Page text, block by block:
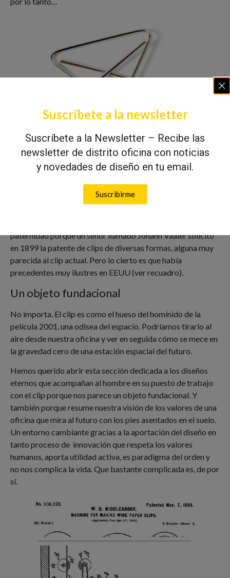
Lo triste del asunto es que no está claro a quién atribuir el
paternidad porque un señor llamado Johann Vaaler solicitó
en 1899 la patente de clips de diversas formas, alguna muy
parecida al clip actual. Pero lo cierto es que había
precedentes muy ilustres en EEUU (ver recuadro).
Un objeto fundacional
No importa. El clip es como el hueso del homínido de la
película 2001, una odisea del espacio. Podríamos tirarlo al
aire desde nuestra oficina y ver en seguida cómo se mece en
la gravedad cero de una estación espacial del futuro.
Hemos querido abrir esta sección dedicada a los diseños
eternos que acompañan al hombre en su puesto de trabajo
con el clip porque nos parece un objeto fundacional. Y
también porque resume nuestra visión de los valores de una
oficina que mira al futuro con los pies asentados en el suelo.
Un entorno cambiante gracias a la aportación del diseño en
tanto proceso de innovación que respeta los valores
humanos, aporta utilidad activa, es paradigma del orden y
no nos complica la vida. Que bastante complicada es, de por
sí.
Suscríbete a la newsletter
Suscríbete a la Newsletter – Recibe las
newsletter de distrito oficina con noticias
y novedades de diseño en tu email.
Suscribirme